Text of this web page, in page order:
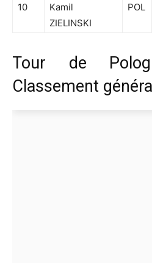
10
Kamil
ZIELINSKI
POL
Tour de
Classement